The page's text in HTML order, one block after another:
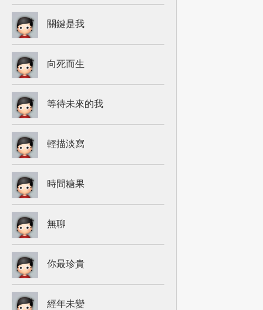
關鍵是我
向死而生
等待未來的我
輕描淡寫
時間糖果
無聊
你最珍貴
經年未變